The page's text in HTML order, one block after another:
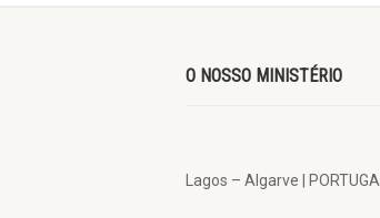
O NOSSO MINISTÉRIO
Lagos – Algarve | PORTUGAL